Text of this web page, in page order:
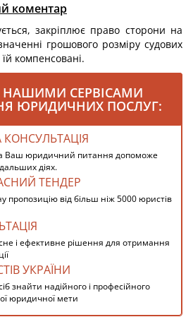
коментар
закріплює право сторони на
грошового розміру судових
компенсовані.
НАШИМИ СЕРВІСАМИ
ЮРИДИЧНИХ ПОСЛУГ:
Ваш юридичний питання допоможе
діях.
ТЕНДЕР
пропозицію від більш ніж 5000 юристів
і ефективне рішення для отримання
УКРАЇНИ
знайти надійного і професійного
юридичної мети